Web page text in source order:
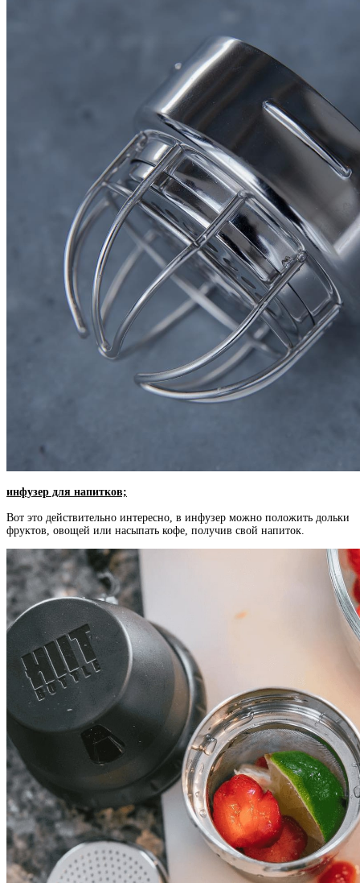
инфузер для напитков;
Вот это действительно интересно, в инфузер можно положить дольки
фруктов, овощей или насыпать кофе, получив свой напиток.